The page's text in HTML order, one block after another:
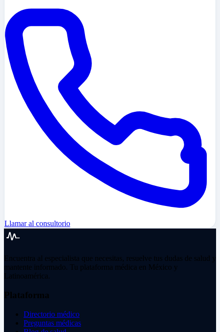
Llamar al consultorio
Encuentra al especialista que necesitas, resuelve tus dudas de salud y
mantente informado. Tu plataforma médica en México y
Latinoamérica.
Plataforma
Directorio médico
Preguntas médicas